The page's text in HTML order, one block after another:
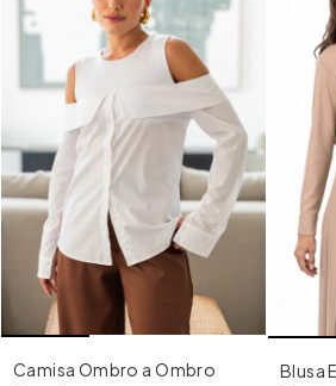
Camisa Ombro a Ombro
Blusa